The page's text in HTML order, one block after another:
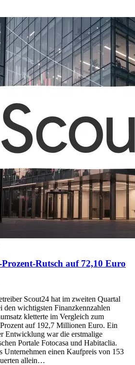
Rutsch auf 72,10 Euro
Scout24 hat im zweiten Quartal
den wichtigsten Finanzkennzahlen
kletterte im Vergleich zum
auf 192,7 Millionen Euro. Ein
Entwicklung war die erstmalige
Portale Fotocasa und Habitaclia.
Unternehmen einen Kaufpreis von 153
allein…